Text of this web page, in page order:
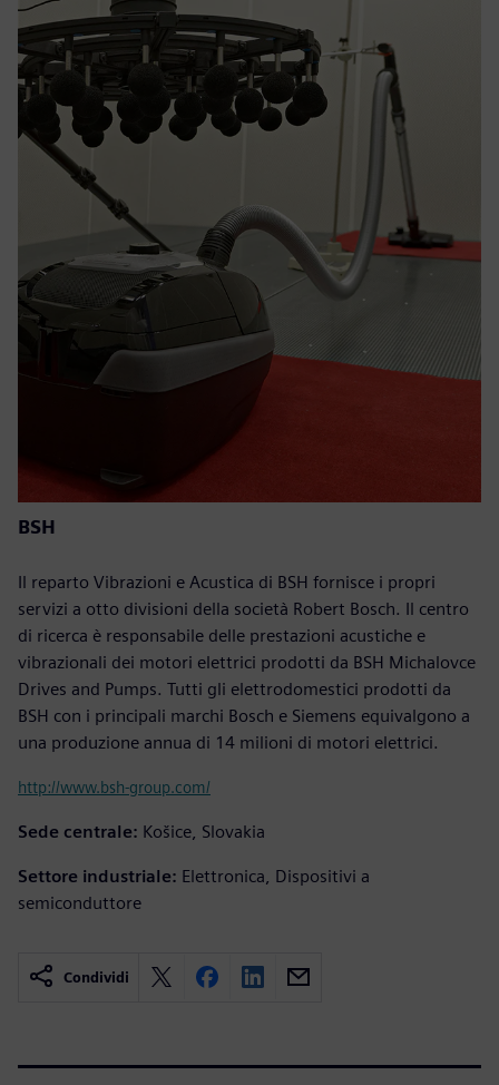
BSH
Il reparto Vibrazioni e Acustica di BSH fornisce i propri
servizi a otto divisioni della società Robert Bosch. Il centro
di ricerca è responsabile delle prestazioni acustiche e
vibrazionali dei motori elettrici prodotti da BSH Michalovce
Drives and Pumps. Tutti gli elettrodomestici prodotti da
BSH con i principali marchi Bosch e Siemens equivalgono a
una produzione annua di 14 milioni di motori elettrici.
http://www.bsh-group.com/
Sede centrale: Košice, Slovakia
Settore industriale: Elettronica, Dispositivi a
semiconduttore
Condividi